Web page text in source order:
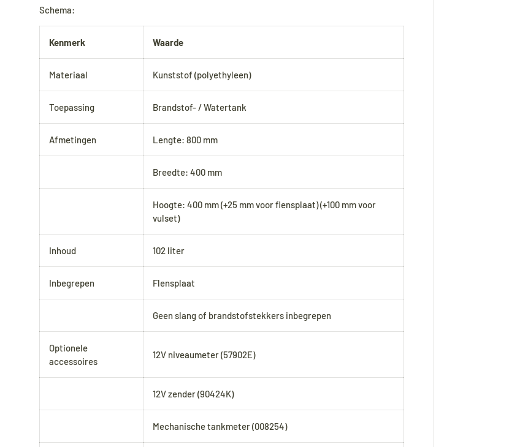
Schema:
Kenmerk Waarde
Materiaal Kunststof (polyethyleen)
Toepassing Brandstof- / Watertank
Afmetingen Lengte: 800 mm
Breedte: 400 mm
Hoogte: 400 mm (+25 mm voor flensplaat) (+100 mm voor
vulset)
Inhoud 102 liter
Inbegrepen Flensplaat
Geen slang of brandstofstekkers inbegrepen
Optionele
accessoires
12V niveaumeter (57902E)
12V zender (90424K)
Mechanische tankmeter (008254)
diverse producten gewoon verzonden. Overige
und verschiedene andere Produkte ganz normal